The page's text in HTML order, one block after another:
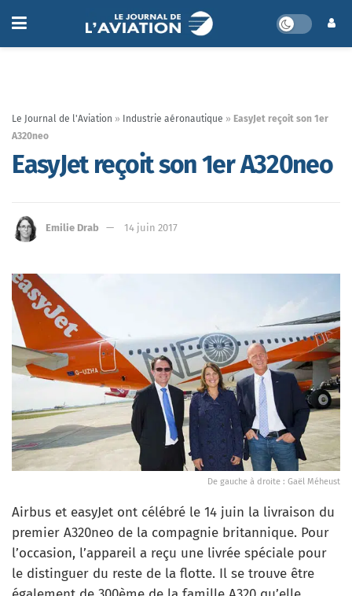
Le Journal de l'Aviation » Industrie aéronautique » EasyJet reçoit son 1er
A320neo
EasyJet reçoit son 1er A320neo
Emilie Drab 14 juin 2017
De gauche à droite : Gaël Méheust
Airbus et easyJet ont célébré le 14 juin la livraison du
premier A320neo de la compagnie britannique. Pour
l’occasion, l’appareil a reçu une livrée spéciale pour
le distinguer du reste de la flotte. Il se trouve être